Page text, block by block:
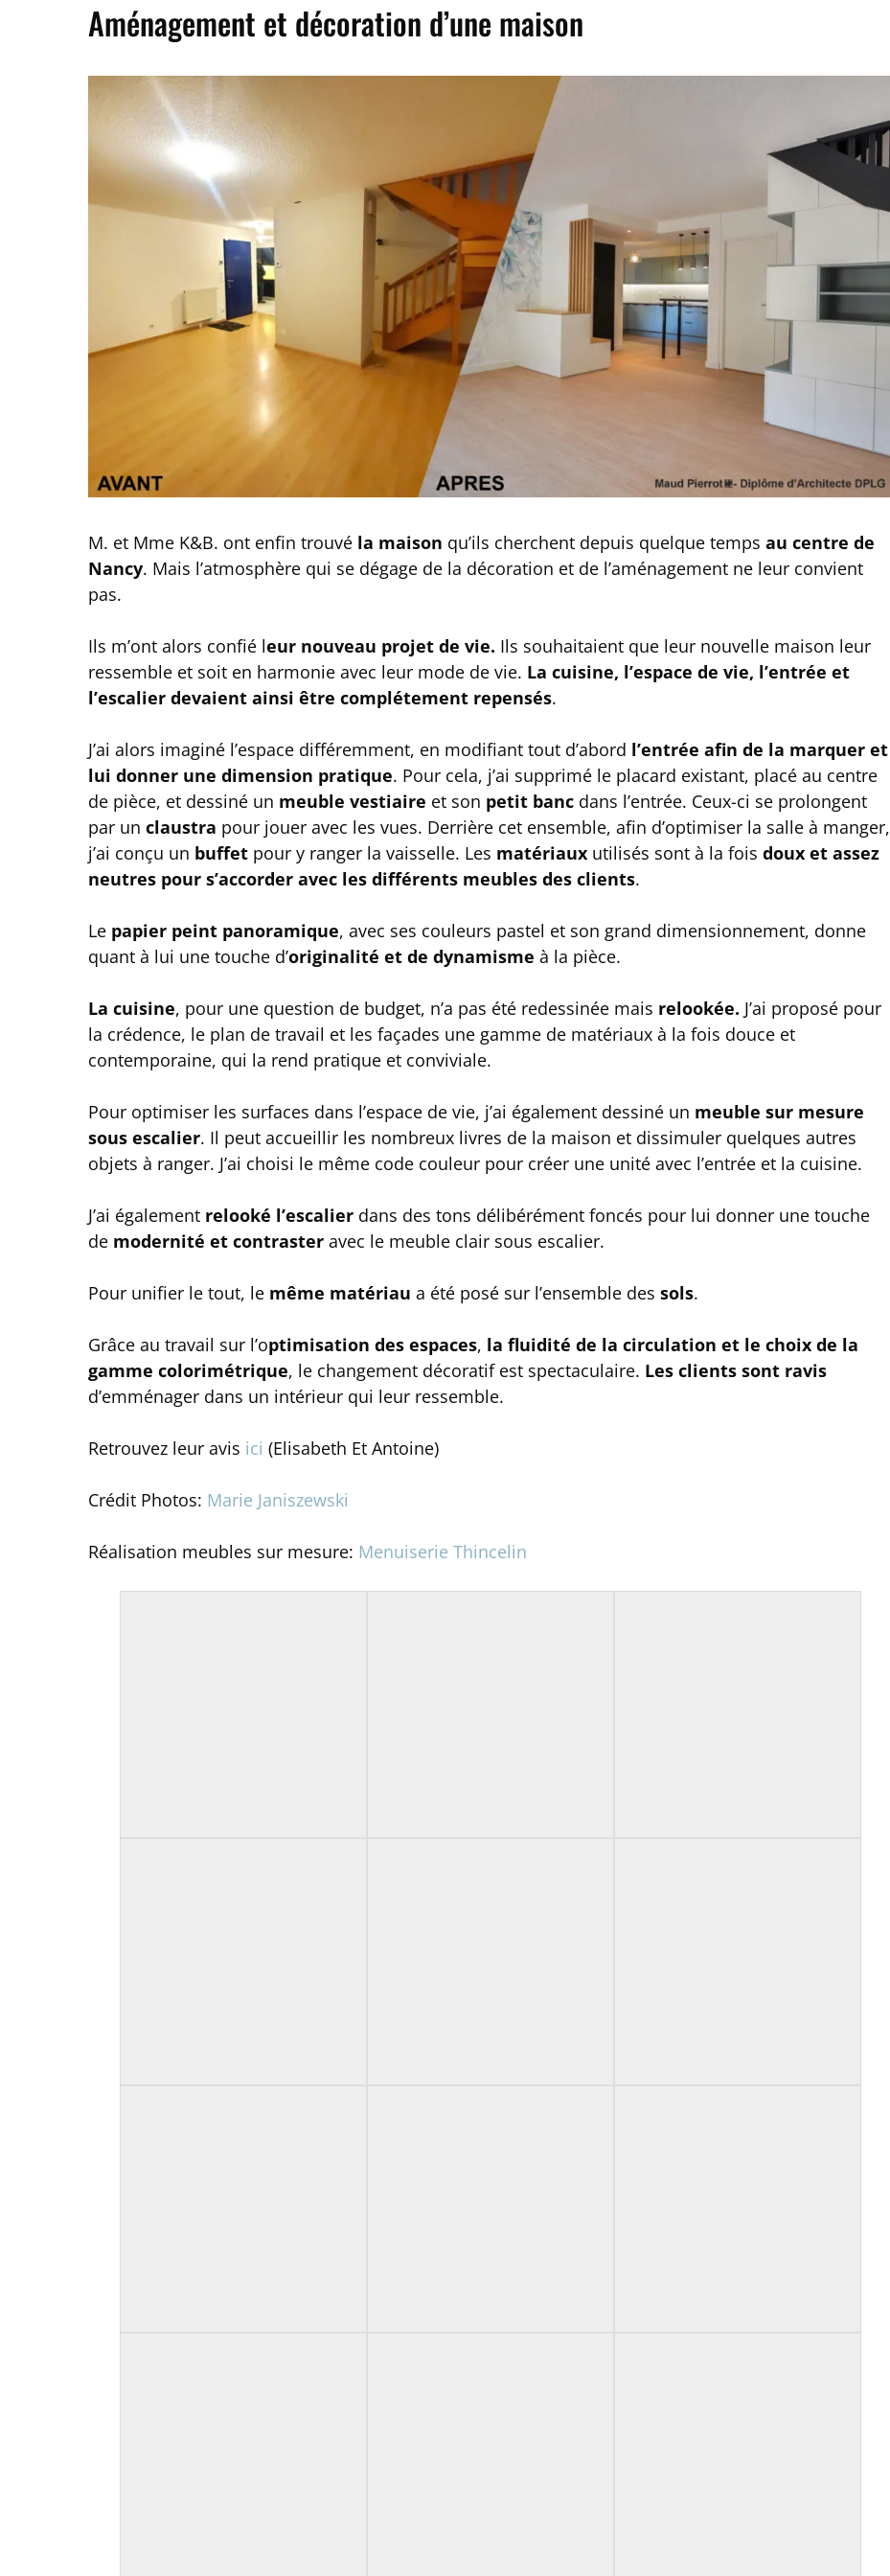
Aménagement et décoration d’une maison
M. et Mme K&B. ont enfin trouvé la maison qu’ils cherchent depuis quelque temps au centre de
Nancy. Mais l’atmosphère qui se dégage de la décoration et de l’aménagement ne leur convient
pas.
Ils m’ont alors confié leur nouveau projet de vie. Ils souhaitaient que leur nouvelle maison leur
ressemble et soit en harmonie avec leur mode de vie. La cuisine, l’espace de vie, l’entrée et
l’escalier devaient ainsi être complétement repensés.
J’ai alors imaginé l’espace différemment, en modifiant tout d’abord l’entrée afin de la marquer et
lui donner une dimension pratique. Pour cela, j’ai supprimé le placard existant, placé au centre
de pièce, et dessiné un meuble vestiaire et son petit banc dans l’entrée. Ceux-ci se prolongent
par un claustra pour jouer avec les vues. Derrière cet ensemble, afin d’optimiser la salle à manger,
j’ai conçu un buffet pour y ranger la vaisselle. Les matériaux utilisés sont à la fois doux et assez
neutres pour s’accorder avec les différents meubles des clients.
Le papier peint panoramique, avec ses couleurs pastel et son grand dimensionnement, donne
quant à lui une touche d’originalité et de dynamisme à la pièce.
La cuisine, pour une question de budget, n’a pas été redessinée mais relookée. J’ai proposé pour
la crédence, le plan de travail et les façades une gamme de matériaux à la fois douce et
contemporaine, qui la rend pratique et conviviale.
Pour optimiser les surfaces dans l’espace de vie, j’ai également dessiné un meuble sur mesure
sous escalier. Il peut accueillir les nombreux livres de la maison et dissimuler quelques autres
objets à ranger. J’ai choisi le même code couleur pour créer une unité avec l’entrée et la cuisine.
J’ai également relooké l’escalier dans des tons délibérément foncés pour lui donner une touche
de modernité et contraster avec le meuble clair sous escalier.
Pour unifier le tout, le même matériau a été posé sur l’ensemble des sols.
Grâce au travail sur l’optimisation des espaces, la fluidité de la circulation et le choix de la
gamme colorimétrique, le changement décoratif est spectaculaire. Les clients sont ravis
d’emménager dans un intérieur qui leur ressemble.
Retrouvez leur avis ici (Elisabeth Et Antoine)
Crédit Photos: Marie Janiszewski
Réalisation meubles sur mesure: Menuiserie Thincelin